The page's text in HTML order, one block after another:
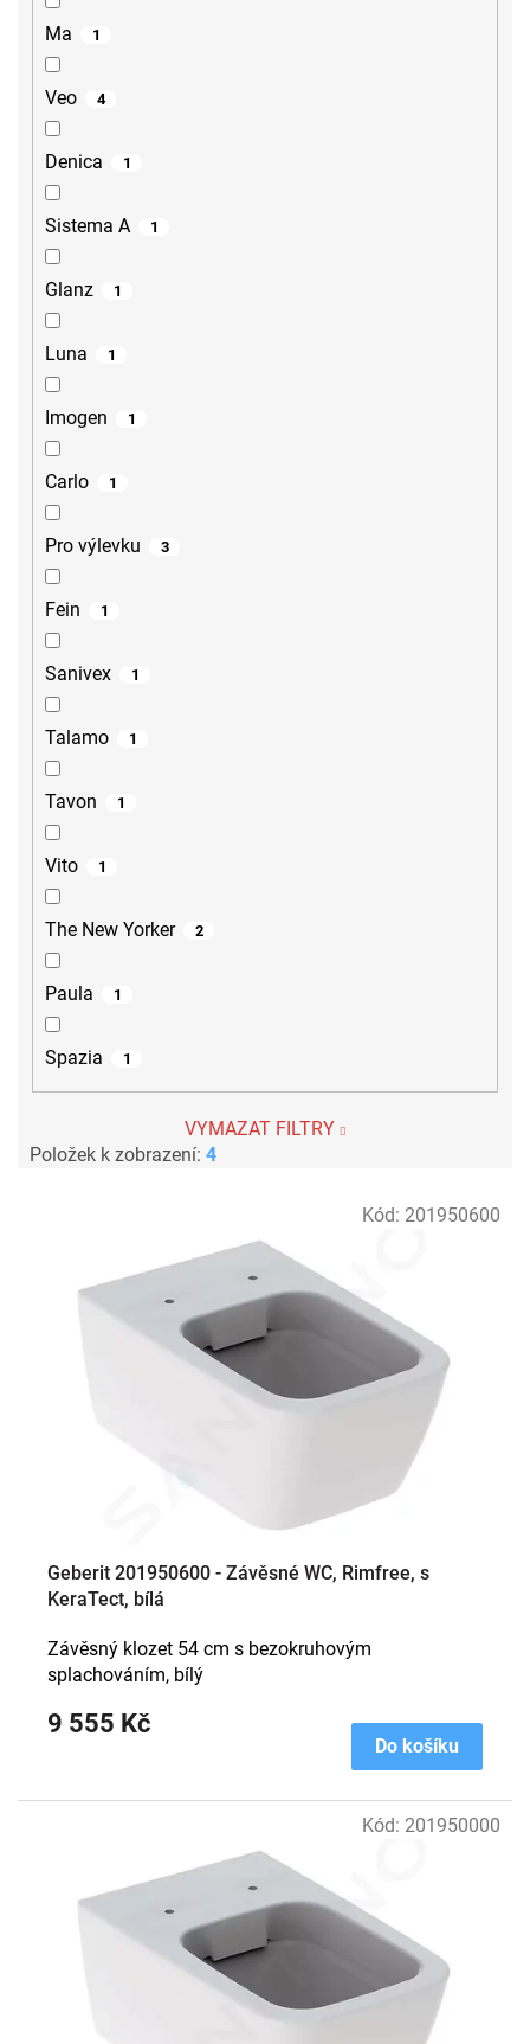
Ma 1
Veo 4
Denica 1
Sistema A 1
Glanz 1
Luna 1
Imogen 1
Carlo 1
Pro výlevku 3
Fein 1
Sanivex 1
Talamo 1
Tavon 1
Vito 1
The New Yorker 2
Paula 1
Spazia 1
VYMAZAT FILTRY
Položek k zobrazení: 4
Geberit 201950600 - Závěsné WC, Rimfree, s
KeraTect, bílá
9 555 Kč
Do košíku
Závěsný klozet 54 cm s bezokruhovým
splachováním, bílý
Kód: 201950600
Kód: 201950000